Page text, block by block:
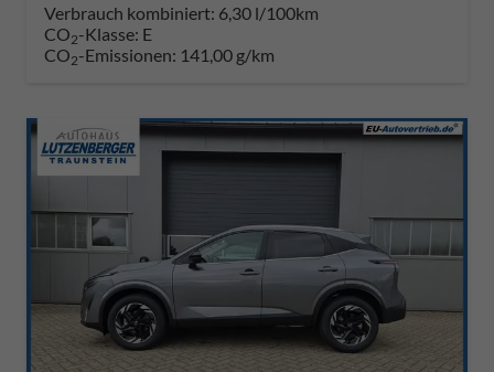
Verbrauch kombiniert: 6,30 l/100km
CO2-Klasse: E
CO2-Emissionen: 141,00 g/km